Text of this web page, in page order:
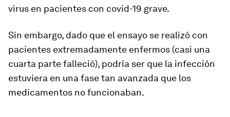
virus en pacientes con covid-19 grave.
Sin embargo, dado que el ensayo se realizó con
pacientes extremadamente enfermos (casi una
cuarta parte falleció), podría ser que la infección
estuviera en una fase tan avanzada que los
medicamentos no funcionaban.